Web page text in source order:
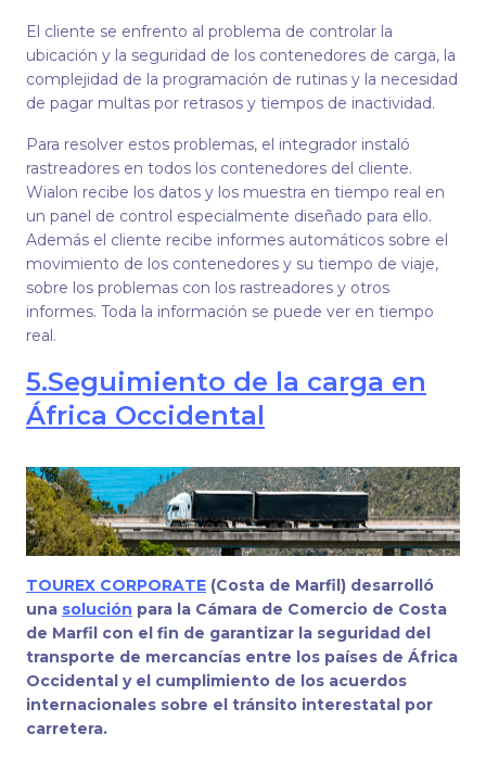
El cliente se enfrento al problema de controlar la
ubicación y la seguridad de los contenedores de carga, la
complejidad de la programación de rutinas y la necesidad
de pagar multas por retrasos y tiempos de inactividad.
Para resolver estos problemas, el integrador instaló
rastreadores en todos los contenedores del cliente.
Wialon recibe los datos y los muestra en tiempo real en
un panel de control especialmente diseñado para ello.
Además el cliente recibe informes automáticos sobre el
movimiento de los contenedores y su tiempo de viaje,
sobre los problemas con los rastreadores y otros
informes. Toda la información se puede ver en tiempo
real.
5.Seguimiento de la carga en
África Occidental
TOUREX CORPORATE (Costa de Marfil) desarrolló
una solución para la Cámara de Comercio de Costa
de Marfil con el fin de garantizar la seguridad del
transporte de mercancías entre los países de África
Occidental y el cumplimiento de los acuerdos
internacionales sobre el tránsito interestatal por
carretera.